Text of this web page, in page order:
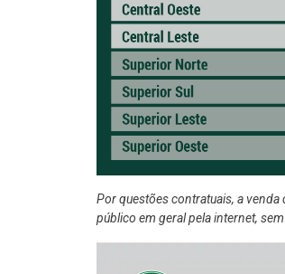
Por questões contratuais, a
público em geral pela internet,